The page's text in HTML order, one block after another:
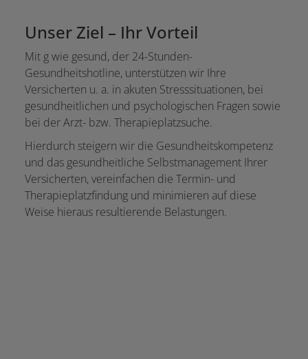
Unser Ziel – Ihr Vorteil
Mit g wie gesund, der 24-Stunden-
Gesundheitshotline, unterstützen wir Ihre
Versicherten u. a. in akuten Stresssituationen, bei
gesundheitlichen und psychologischen Fragen sowie
bei der Arzt- bzw. Therapieplatzsuche.
Hierdurch steigern wir die Gesundheitskompetenz
und das gesundheitliche Selbstmanagement Ihrer
Versicherten, vereinfachen die Termin- und
Therapieplatzfindung und minimieren auf diese
Weise hieraus resultierende Belastungen.